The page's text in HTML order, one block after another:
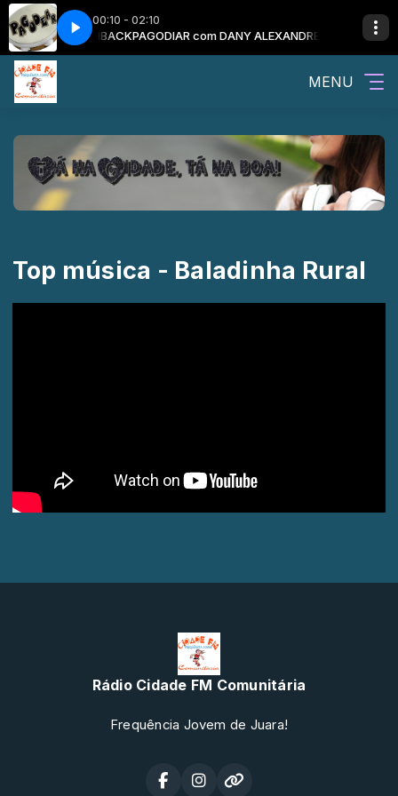
00:10 - 02:10
O PAINEL FLACHBACKPAGODIAR com DANY ALEXANDRE E O PAINEL
MENU
Top música - Baladinha Rural
Rádio Cidade FM Comunitária
Frequência Jovem de Juara!